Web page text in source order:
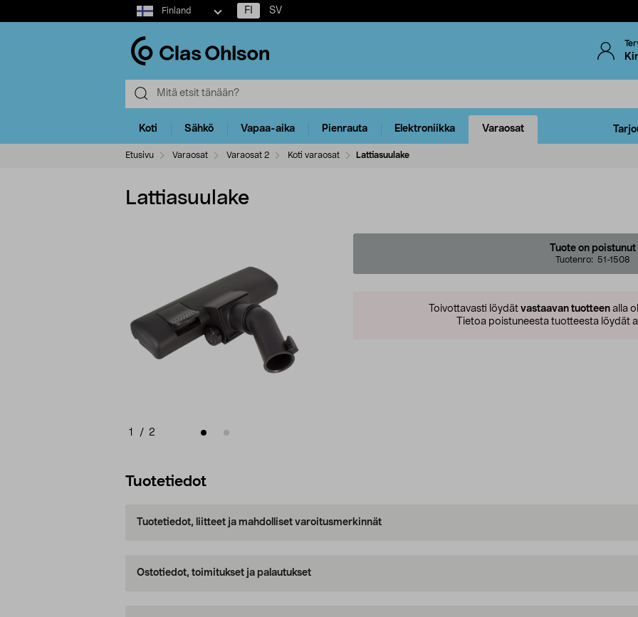
Select
market
Finland FI SV
Koti Sähkö Vapaa-aika Pienrauta Elektroniikka Varaosat
Etusivu Varaosat Varaosat 2 Koti varaosat Lattiasuulake
Lattiasuulake
1 / 2
Tuote on poistunut
Tuotenro: 51-1508
Toivottavasti löydät vastaavan tuotteen alla
Tietoa poistuneesta tuotteesta löydät
Tuotetiedot
Tuotetiedot, liitteet ja mahdolliset varoitusmerkinnät
Ostotiedot, toimitukset ja palautukset